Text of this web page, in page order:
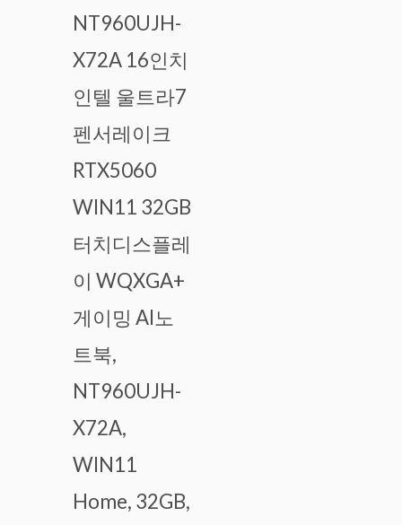
NT960UJH-
X72A 16인치
인텔 울트라7
펜서레이크
RTX5060
WIN11 32GB
터치디스플레
이 WQXGA+
게이밍 AI노
트북,
NT960UJH-
X72A,
WIN11
Home, 32GB,